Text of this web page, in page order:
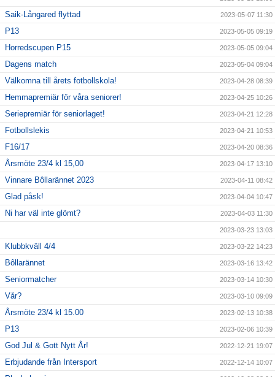
Saik-Långared flyttad 2023-05-07 11:30
P13 2023-05-05 09:19
Horredscupen P15 2023-05-05 09:04
Dagens match 2023-05-04 09:04
Välkomna till årets fotbollskola! 2023-04-28 08:39
Hemmapremiär för våra seniorer! 2023-04-25 10:26
Seriepremiär för seniorlaget! 2023-04-21 12:28
Fotbollslekis 2023-04-21 10:53
F16/17 2023-04-20 08:36
Årsmöte 23/4 kl 15,00 2023-04-17 13:10
Vinnare Bôllarännet 2023 2023-04-11 08:42
Glad påsk! 2023-04-04 10:47
Ni har väl inte glömt? 2023-04-03 11:30
2023-03-23 13:03
Klubbkväll 4/4 2023-03-22 14:23
Bôllarännet 2023-03-16 13:42
Seniormatcher 2023-03-14 10:30
Vår? 2023-03-10 09:09
Årsmöte 23/4 kl 15.00 2023-02-13 10:38
P13 2023-02-06 10:39
God Jul & Gott Nytt År! 2022-12-21 19:07
Erbjudande från Intersport 2022-12-14 10:07